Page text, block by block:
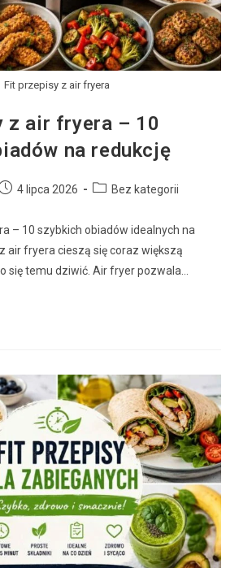
Fit przepisy z air fryera
z air fryera – 10
na redukcję
4 lipca 2026 Bez kategorii
– 10 szybkich obiadów idealnych na
air fryera cieszą się coraz większą
się temu dziwić. Air fryer pozwala…